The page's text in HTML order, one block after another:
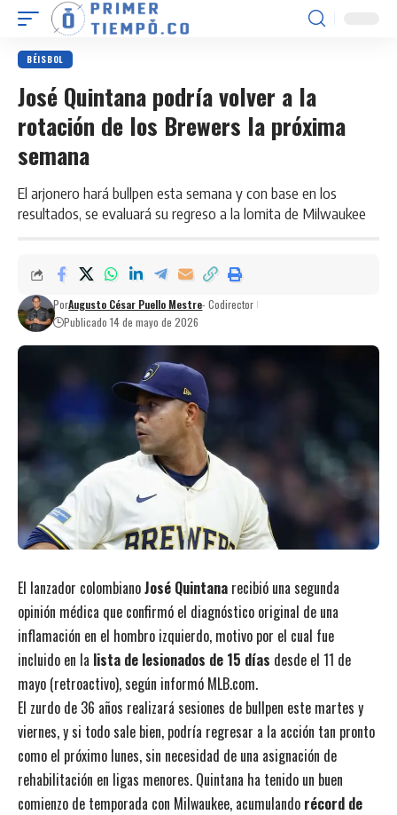
BÉISBOL
José Quintana podría volver a la
rotación de los Brewers la próxima
semana
El arjonero hará bullpen esta semana y con base en los
resultados, se evaluará su regreso a la lomita de Milwaukee
PorAugusto César Puello Mestre- Codirector
Publicado 14 de mayo de 2026
El lanzador colombianoJosé Quintana recibió una segunda
opinión médica que confirmó el diagnóstico original de una
inflamación en el hombro izquierdo, motivo por el cual fue
incluido en la lista de lesionados de 15 días desde el 11 de
mayo (retroactivo), según informó MLB.com.
El zurdo de 36 años realizará sesiones de bullpen este martes y
viernes, y si todo sale bien, podría regresar a la acción tan pronto
como el próximo lunes, sin necesidad de una asignación de
rehabilitación en ligas menores. Quintana ha tenido un buen
comienzo de temporada con Milwaukee, acumulando récord de